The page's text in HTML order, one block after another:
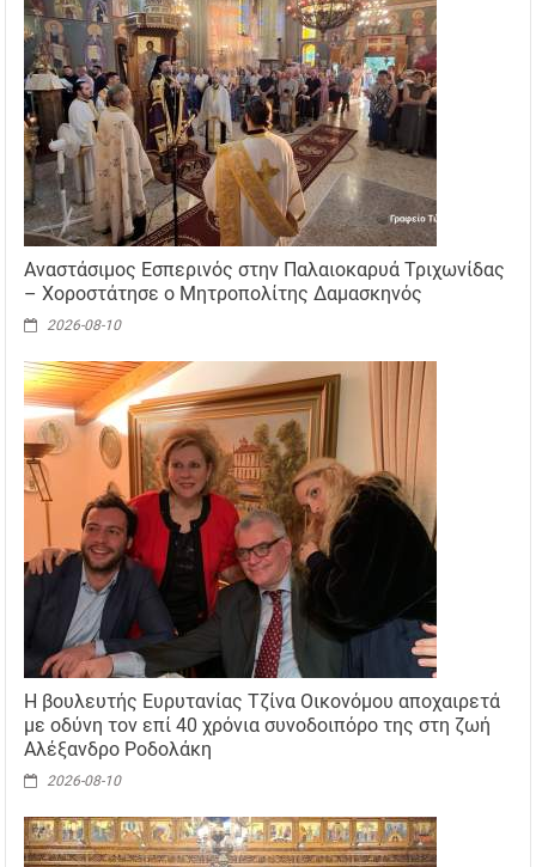
Αναστάσιμος Εσπερινός στην Παλαιοκαρυά Τριχωνίδας
– Χοροστάτησε ο Μητροπολίτης Δαμασκηνός
2026-08-10
H βουλευτής Ευρυτανίας Τζίνα Οικονόμου αποχαιρετά
με οδύνη τον επί 40 χρόνια συνοδοιπόρο της στη ζωή
Αλέξανδρο Ροδολάκη
2026-08-10